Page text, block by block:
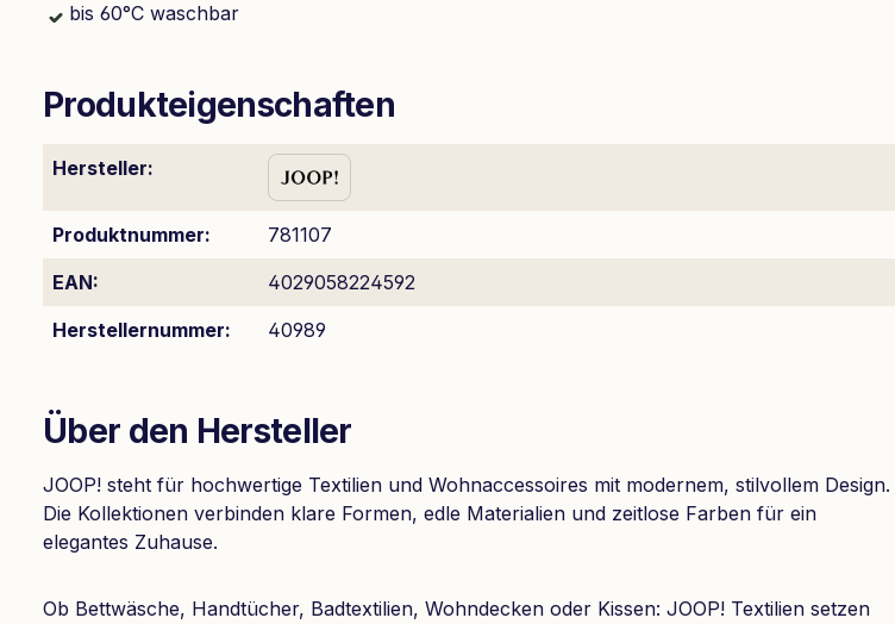
bis 60°C waschbar
Produkteigenschaften
Hersteller:
Produktnummer:
781107
EAN:
4029058224592
Herstellernummer:
40989
Über den Hersteller
JOOP! steht für hochwertige Textilien und Wohnaccessoires mit modernem, stilvollem Design.
Die Kollektionen verbinden klare Formen, edle Materialien und zeitlose Farben für ein
elegantes Zuhause.
Ob Bettwäsche, Handtücher, Badtextilien, Wohndecken oder Kissen: JOOP! Textilien setzen